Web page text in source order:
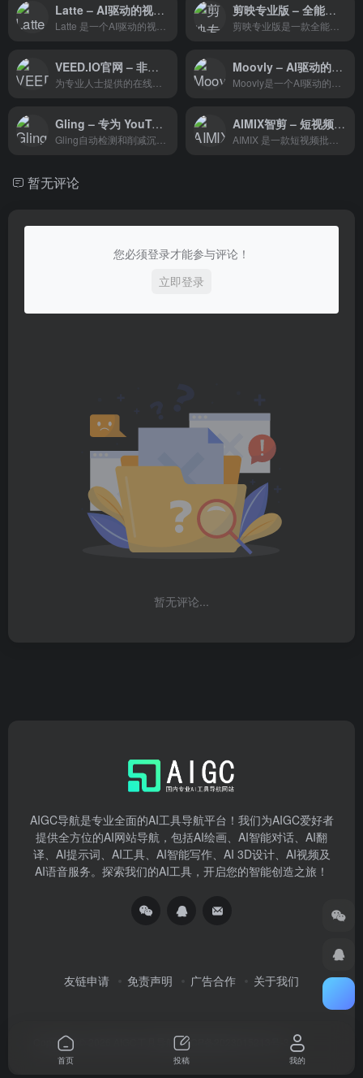
Latte – AI驱动的视频编辑器 剪映专业版 – 全能易用的桌面端剪辑软件
VEED.IO官网 – 非常适合你的下一个视频项目 Moovly – AI驱动的视频编辑和制作工具
Gling – 专为 YouTube 创作者设计的人工智能视频编辑软件 AIMIX智剪 – 短视频批量混剪、文案、字幕生成、语音合成等短视频运营功能于一体的AIGC智能剪辑软件
暂无评论
您必须登录才能参与评论！
立即登录
暂无评论...
AIGC导航是专业全面的AI工具导航平台！我们为AIGC爱好者
提供全方位的AI网站导航，包括AI绘画、AI智能对话、AI翻
译、AI提示词、AI工具、AI智能写作、AI 3D设计、AI视频及
AI语音服务。探索我们的AI工具，开启您的智能创造之旅！
友链申请 免责声明 广告合作 关于我们
Copyright © 2026 AIGC工具导航湘ICP备2023015213号-3
首页 投稿 我的